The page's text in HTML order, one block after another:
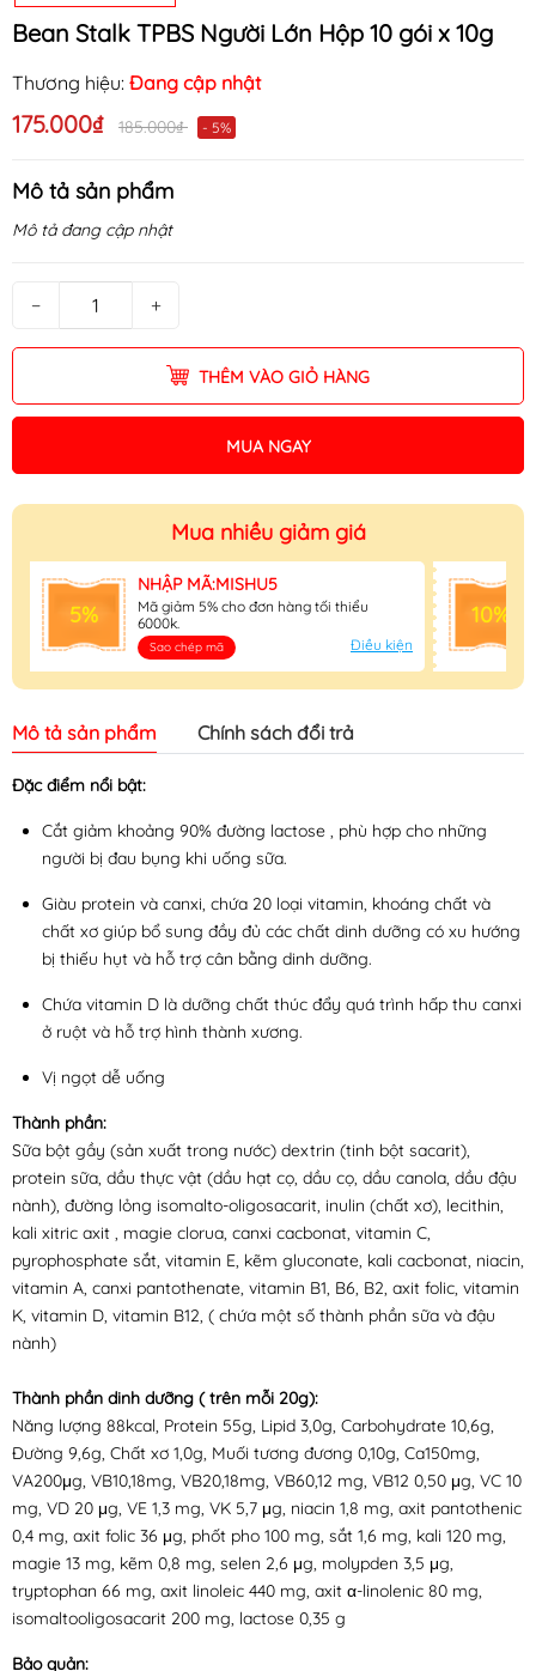
Bean Stalk TPBS Người Lớn Hộp 10 gói x 10g
Thương hiệu: Đang cập nhật
175.000₫ 185.000₫ - 5%
Mô tả sản phẩm
Mô tả đang cập nhật
− +
THÊM VÀO GIỎ HÀNG
MUA NGAY
Mua nhiều giảm giá
5%
NHẬP MÃ:MISHU5
Mã giảm 5% cho đơn hàng tối thiểu
6000k.
Sao chép mã Điều kiện
10%
Mô tả sản phẩm Chính sách đổi trả
Đặc điểm nổi bật:
Cắt giảm khoảng 90% đường lactose , phù hợp cho những
người bị đau bụng khi uống sữa.
Giàu protein và canxi, chứa 20 loại vitamin, khoáng chất và
chất xơ giúp bổ sung đầy đủ các chất dinh dưỡng có xu hướng
bị thiếu hụt và hỗ trợ cân bằng dinh dưỡng.
Chứa vitamin D là dưỡng chất thúc đẩy quá trình hấp thu canxi
ở ruột và hỗ trợ hình thành xương.
Vị ngọt dễ uống
Thành phần:
Sữa bột gầy (sản xuất trong nước) dextrin (tinh bột sacarit),
protein sữa, dầu thực vật (dầu hạt cọ, dầu cọ, dầu canola, dầu đậu
nành), đường lỏng isomalto-oligosacarit, inulin (chất xơ), lecithin,
kali xitric axit , magie clorua, canxi cacbonat, vitamin C,
pyrophosphate sắt, vitamin E, kẽm gluconate, kali cacbonat, niacin,
vitamin A, canxi pantothenate, vitamin B1, B6, B2, axit folic, vitamin
K, vitamin D, vitamin B12, ( chứa một số thành phần sữa và đậu
nành)
Thành phần dinh dưỡng ( trên mỗi 20g):
Năng lượng 88kcal, Protein 55g, Lipid 3,0g, Carbohydrate 10,6g,
Đường 9,6g, Chất xơ 1,0g, Muối tương đương 0,10g, Ca150mg,
VA200μg, VB10,18mg, VB20,18mg, VB60,12 mg, VB12 0,50 μg, VC 10
mg, VD 20 μg, VE 1,3 mg, VK 5,7 μg, niacin 1,8 mg, axit pantothenic
0,4 mg, axit folic 36 μg, phốt pho 100 mg, sắt 1,6 mg, kali 120 mg,
magie 13 mg, kẽm 0,8 mg, selen 2,6 μg, molypden 3,5 μg,
tryptophan 66 mg, axit linoleic 440 mg, axit α-linolenic 80 mg,
isomaltooligosacarit 200 mg, lactose 0,35 g
Bảo quản: